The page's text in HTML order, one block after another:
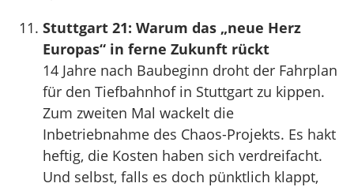
Stuttgart 21: Warum das „neue Herz
Europas“ in ferne Zukunft rückt
14 Jahre nach Baubeginn droht der Fahrplan
für den Tiefbahnhof in Stuttgart zu kippen.
Zum zweiten Mal wackelt die
Inbetriebnahme des Chaos-Projekts. Es hakt
heftig, die Kosten haben sich verdreifacht.
Und selbst, falls es doch pünktlich klappt,